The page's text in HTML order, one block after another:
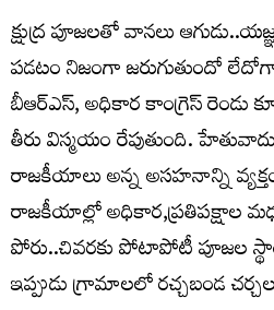
క్షుద్ర పూజలతో వానలు
పడటం నిజంగా జరుగుతుందో
బీఆర్ఎస్, అధికార కాంగ్రెస్ రెండు
తీరు విస్మయం రేపుతుంది.
రాజకీయాలు అన్న అసహనాన్ని
రాజకీయాల్లో అధికార,ప్రతిపక్షాల
పోరు..చివరకు పోటాపోటీ పూజల
ఇప్పుడు గ్రామాలలో రచ్చబండ